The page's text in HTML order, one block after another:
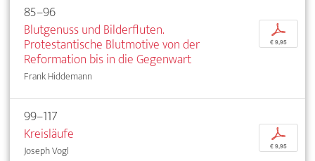
85–96
Blutgenuss und Bilderfluten.
Protestantische Blutmotive von der
Reformation bis in die Gegenwart
Frank Hiddemann
p
€ 9,95
99–117
Kreisläufe
Joseph Vogl
p
€ 9,95